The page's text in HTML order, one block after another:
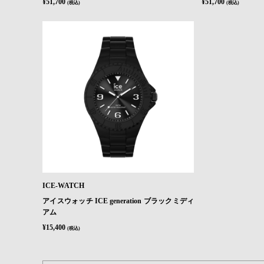
¥51,700 (税込)
¥51,700 (税込)
ICE-WATCH
アイスウォッチ ICE generation ブラックミディ
アム
¥15,400 (税込)